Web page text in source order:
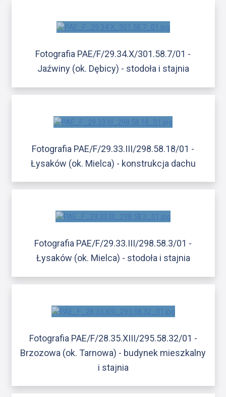
Fotografia PAE/F/29.34.X/301.58.7/01 -
Jaźwiny (ok. Dębicy) - stodoła i stajnia
Fotografia PAE/F/29.33.III/298.58.18/01 -
Łysaków (ok. Mielca) - konstrukcja dachu
Fotografia PAE/F/29.33.III/298.58.3/01 -
Łysaków (ok. Mielca) - stodoła i stajnia
Fotografia PAE/F/28.35.XIII/295.58.32/01 -
Brzozowa (ok. Tarnowa) - budynek mieszkalny
i stajnia